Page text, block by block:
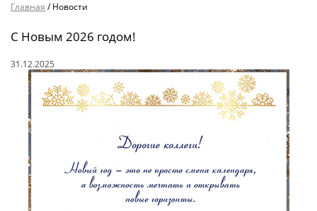
Главная /Новости
С Новым 2026 годом!
31.12.2025